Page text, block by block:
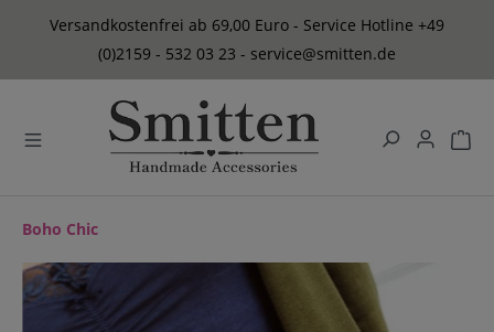
springen
Versandkostenfrei ab 69,00 Euro - Service Hotline +49
(0)2159 - 532 03 23 - service@smitten.de
Boho Chic
Bildergalerie überspringen